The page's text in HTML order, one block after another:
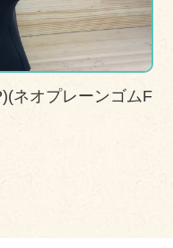
ネオプレーンゴムF